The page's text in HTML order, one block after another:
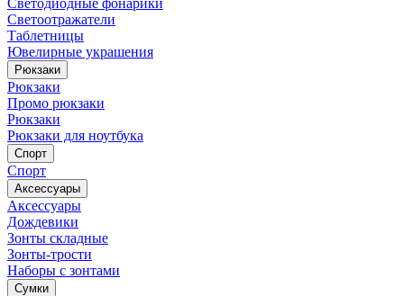
Светоотражатели
Таблетницы
Ювелирные украшения
Рюкзаки
Рюкзаки
Промо рюкзаки
Рюкзаки
Рюкзаки для ноутбука
Спорт
Спорт
Аксессуары
Аксессуары
Дождевики
Зонты складные
Зонты-трости
Наборы с зонтами
Сумки